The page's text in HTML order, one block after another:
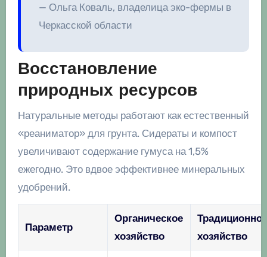
— Ольга Коваль, владелица эко-фермы в
Черкасской области
Восстановление
природных ресурсов
Натуральные методы работают как естественный
«реаниматор» для грунта. Сидераты и компост
увеличивают содержание гумуса на 1,5%
ежегодно. Это вдвое эффективнее минеральных
удобрений.
Параметр
Органическое
хозяйство
Традиционное
хозяйство